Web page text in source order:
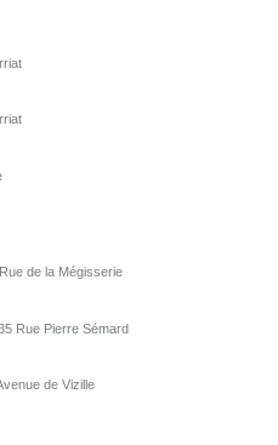
de la Mégisserie
Rue Pierre Sémard
de Vizille